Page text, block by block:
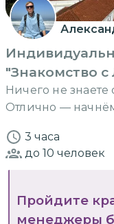
"Знакомство
Ничего не знаете
Отлично —
3 часа
до 10 человек
Пройдите
менеджеры